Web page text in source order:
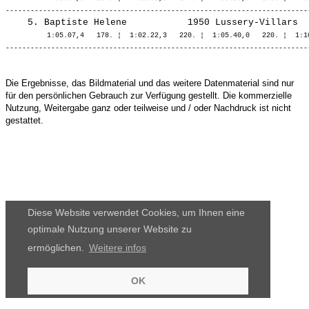
Diese Website verwendet Cookies, um Ihnen eine
optimale Nutzung unserer Website zu
ermöglichen.
Weitere infos
OK
1:05.07,4   178. ¦  1:02.22,3   220. ¦  1:05.40,0   220. ¦
Die Ergebnisse, das Bildmaterial und das weitere Datenmaterial sind nur
für den persönlichen Gebrauch zur Verfügung gestellt. Die kommerzielle
Nutzung, Weitergabe ganz oder teilweise und / oder Nachdruck ist nicht
gestattet.